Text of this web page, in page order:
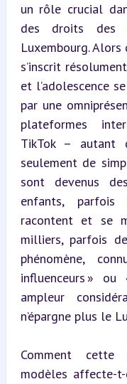
un rôle crucial
des droits des
Luxembourg.
s’inscrit
et l’adolescence
par une
plateformes
TikTok – autant
seulement de
sont devenus
enfants, parfois
racontent et se
milliers, parfois
phénomène,
influenceurs » ou
ampleur
n’épargne plus le
Comment cette
modèles affecte-